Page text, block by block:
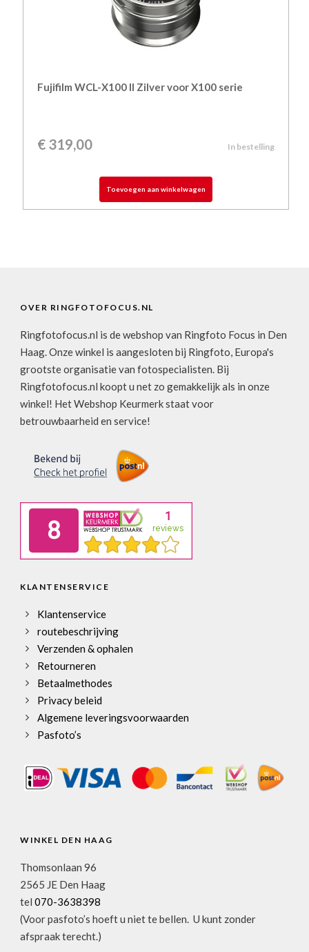
Fujifilm WCL-X100 II Zilver voor X100 serie
€319,00 In bestelling
Toevoegen aan winkelwagen
OVER RINGFOTOFOCUS.NL
Ringfotofocus.nl is de webshop van Ringfoto Focus in Den
Haag. Onze winkel is aangesloten bij Ringfoto, Europa's
grootste organisatie van fotospecialisten. Bij
Ringfotofocus.nl koopt u net zo gemakkelijk als in onze
winkel! Het Webshop Keurmerk staat voor
betrouwbaarheid en service!
KLANTENSERVICE
Klantenservice
routebeschrijving
Verzenden & ophalen
Retourneren
Betaalmethodes
Privacy beleid
Algemene leveringsvoorwaarden
Pasfoto’s
WINKEL DEN HAAG
Thomsonlaan 96
2565 JE Den Haag
tel 070-3638398
(Voor pasfoto’s hoeft u niet te bellen. U kunt zonder
afspraak terecht.)